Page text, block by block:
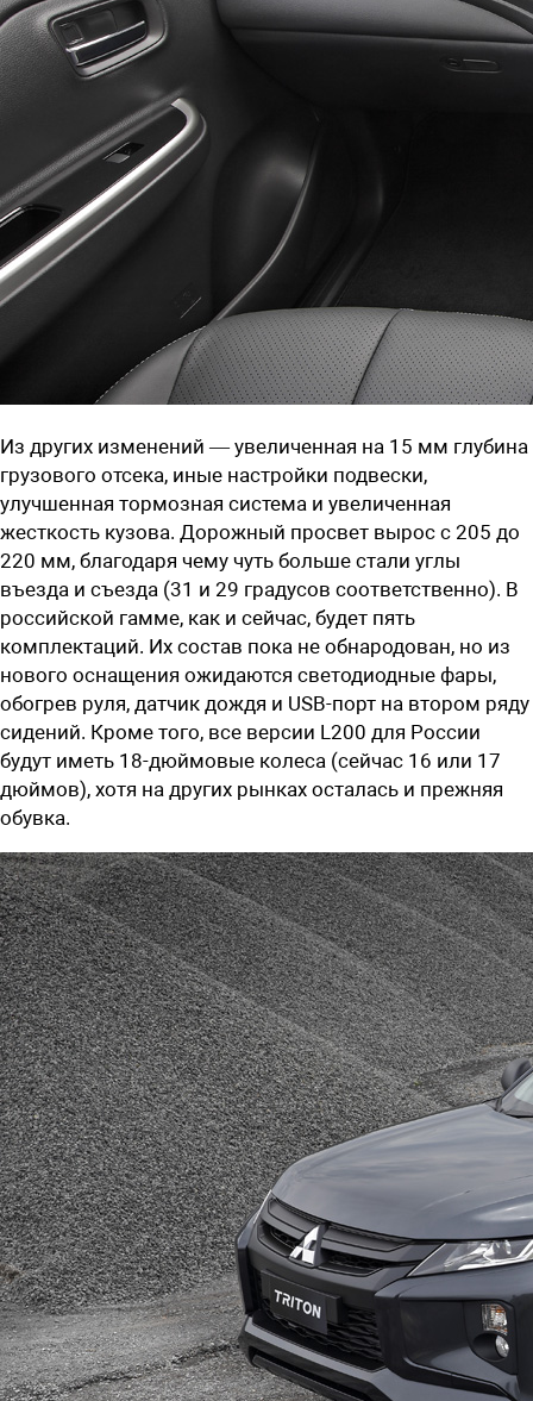
Из других изменений — увеличенная на 15 мм глубина
грузового отсека, иные настройки подвески,
улучшенная тормозная система и увеличенная
жесткость кузова. Дорожный просвет вырос с 205 до
220 мм, благодаря чему чуть больше стали углы
въезда и съезда (31 и 29 градусов соответственно). В
российской гамме, как и сейчас, будет пять
комплектаций. Их состав пока не обнародован, но из
нового оснащения ожидаются светодиодные фары,
обогрев руля, датчик дождя и USB-порт на втором ряду
сидений. Кроме того, все версии L200 для России
будут иметь 18-дюймовые колеса (сейчас 16 или 17
дюймов), хотя на других рынках осталась и прежняя
обувка.